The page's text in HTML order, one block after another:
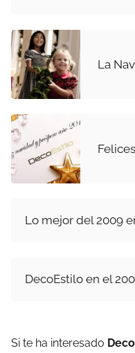
La
Lo mejor del 2009
DecoEstilo en el
Si te ha interesado